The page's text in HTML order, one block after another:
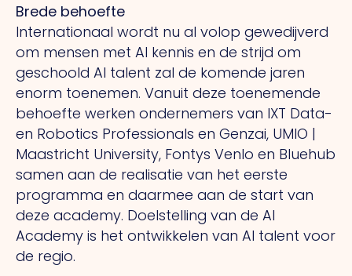
Brede behoefte
Internationaal wordt nu al volop gewedijverd
om mensen met AI kennis en de strijd om
geschoold AI talent zal de komende jaren
enorm toenemen. Vanuit deze toenemende
behoefte werken ondernemers van IXT Data-
en Robotics Professionals en Genzai, UMIO |
Maastricht University, Fontys Venlo en Bluehub
samen aan de realisatie van het eerste
programma en daarmee aan de start van
deze academy. Doelstelling van de AI
Academy is het ontwikkelen van AI talent voor
de regio.